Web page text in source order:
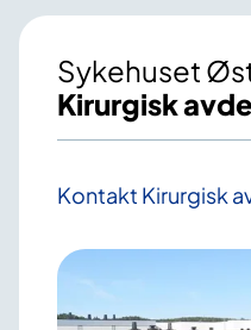
Sykehuset
Kirurgisk
Kontakt Kirurgisk